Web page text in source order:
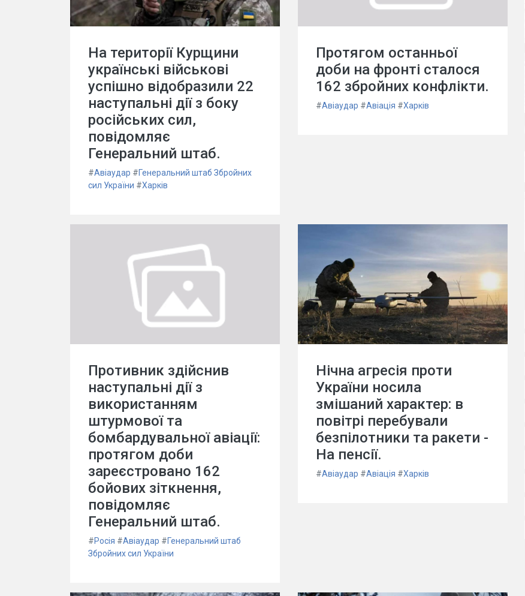
На території Курщини
українські військові
успішно відобразили 22
наступальні дії з боку
російських сил,
повідомляє
Генеральний штаб.
#Авіаудар #Генеральний штаб Збройних
сил України #Харків
Протягом останньої
доби на фронті сталося
162 збройних конфлікти.
#Авіаудар #Авіація #Харків
Противник здійснив
наступальні дії з
використанням
штурмової та
бомбардувальної авіації:
протягом доби
зареєстровано 162
бойових зіткнення,
повідомляє
Генеральний штаб.
#Росія #Авіаудар #Генеральний штаб
Збройних сил України
Нічна агресія проти
України носила
змішаний характер: в
повітрі перебували
безпілотники та ракети -
На пенсії.
#Авіаудар #Авіація #Харків